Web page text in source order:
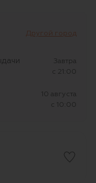
Другой город
Завтра
c 21:00
10 августа
c 10:00